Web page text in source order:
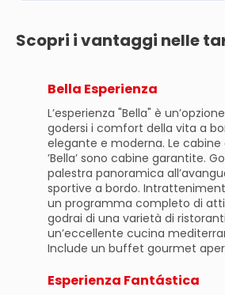
Scopri i vantaggi nelle
Bella Esperienza
L’esperienza "Bella" è
godersi i comfort della vita a
elegante e moderna. Le
’Bella’ sono cabine garantite.
palestra panoramica
sportive a bordo.
un programma completo di
godrai di una varietà di
un’eccellente cucina
Include un buffet gourmet
Esperienza Fantástica